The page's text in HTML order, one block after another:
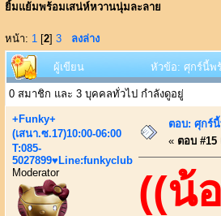
ยิ้มแย้มพร้อมเสน่ห์หวานนุ่มละลาย
หน้า: 1 [2] 3 ลงล่าง
ผู้เขียน หัวข้อ: ศุกร์นี้พ
0 สมาชิก และ 3 บุคคลทั่วไป กำลังดูอยู่
+Funky+
(เสนา.ซ.17)10:00-06:00
T:085-
5027899♥Line:funkyclub
Moderator
ตอบ: ศุกร์
« ตอบ #15
((น้